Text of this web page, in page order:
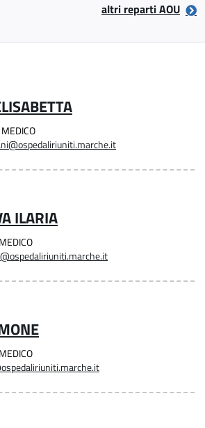
altri reparti AOU
ILARIA